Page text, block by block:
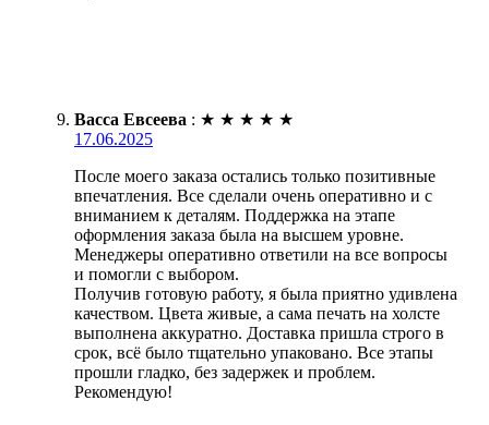
Васса Евсеева : ★ ★ ★ ★ ★
17.06.2025
После моего заказа остались только позитивные
впечатления. Все сделали очень оперативно и с
вниманием к деталям. Поддержка на этапе
оформления заказа была на высшем уровне.
Менеджеры оперативно ответили на все вопросы
и помогли с выбором.
Получив готовую работу, я была приятно удивлена
качеством. Цвета живые, а сама печать на холсте
выполнена аккуратно. Доставка пришла строго в
срок, всё было тщательно упаковано. Все этапы
прошли гладко, без задержек и проблем.
Рекомендую!